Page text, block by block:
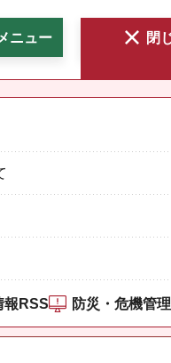
ニュー 閉
報RSS 防災・危機管